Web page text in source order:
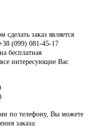
заказ является
(099) 081-45-17
бесплатная
интересующие Вас
по телефону, Вы можете
заказа: